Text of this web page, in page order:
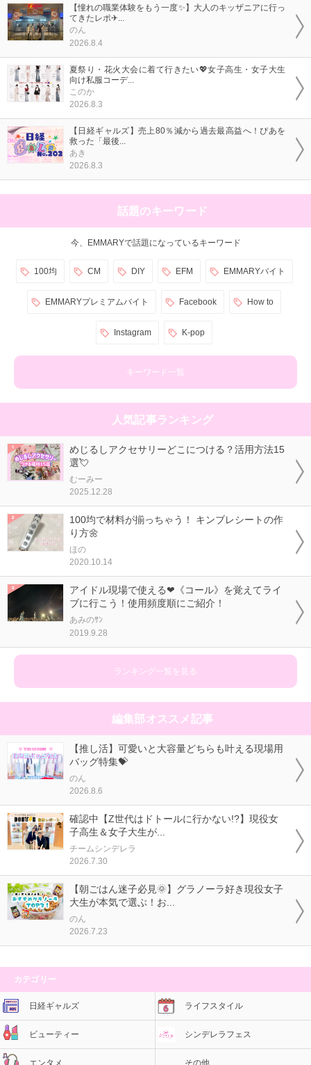
【憧れの職業体験をもう一度✨】大人のキッザニアに行っ
てきたレポ✈...
のん
2026.8.4
夏祭り・花火大会に着て行きたい💖女子高生・女子大生
向け私服コーデ...
このか
2026.8.3
【日経ギャルズ】売上80％減から過去最高益へ！ぴあを
救った「最後...
あき
2026.8.3
話題のキーワード
今、EMMARYで話題になっているキーワード
100均 CM DIY EFM EMMARYバイト
EMMARYプレミアムバイト Facebook How to
Instagram K-pop
キーワード一覧
人気記事ランキング
めじるしアクセサリーどこにつける？活用方法15
選💘
むーみー
2025.12.28
100均で材料が揃っちゃう！ キンブレシートの作
り方🌼
ほの
2020.10.14
アイドル現場で使える❤《コール》を覚えてライ
ブに行こう！使用頻度順にご紹介！
あみのｻﾝ
2019.9.28
ランキング一覧を見る
編集部オススメ記事
【推し活】可愛いと大容量どちらも叶える現場用
バッグ特集💝
のん
2026.8.6
確認中【Z世代はドトールに行かない!?】現役女
子高生＆女子大生が...
チームシンデレラ
2026.7.30
【朝ごはん迷子必見🌞】グラノーラ好き現役女子
大生が本気で選ぶ！お...
のん
2026.7.23
カテゴリー
日経ギャルズ ライフスタイル
ビューティー シンデレラフェス